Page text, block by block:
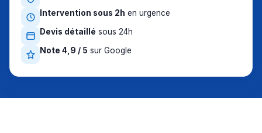
Intervention sous 2h en urgence
Devis détaillé sous 24h
Note 4,9 / 5 sur Google